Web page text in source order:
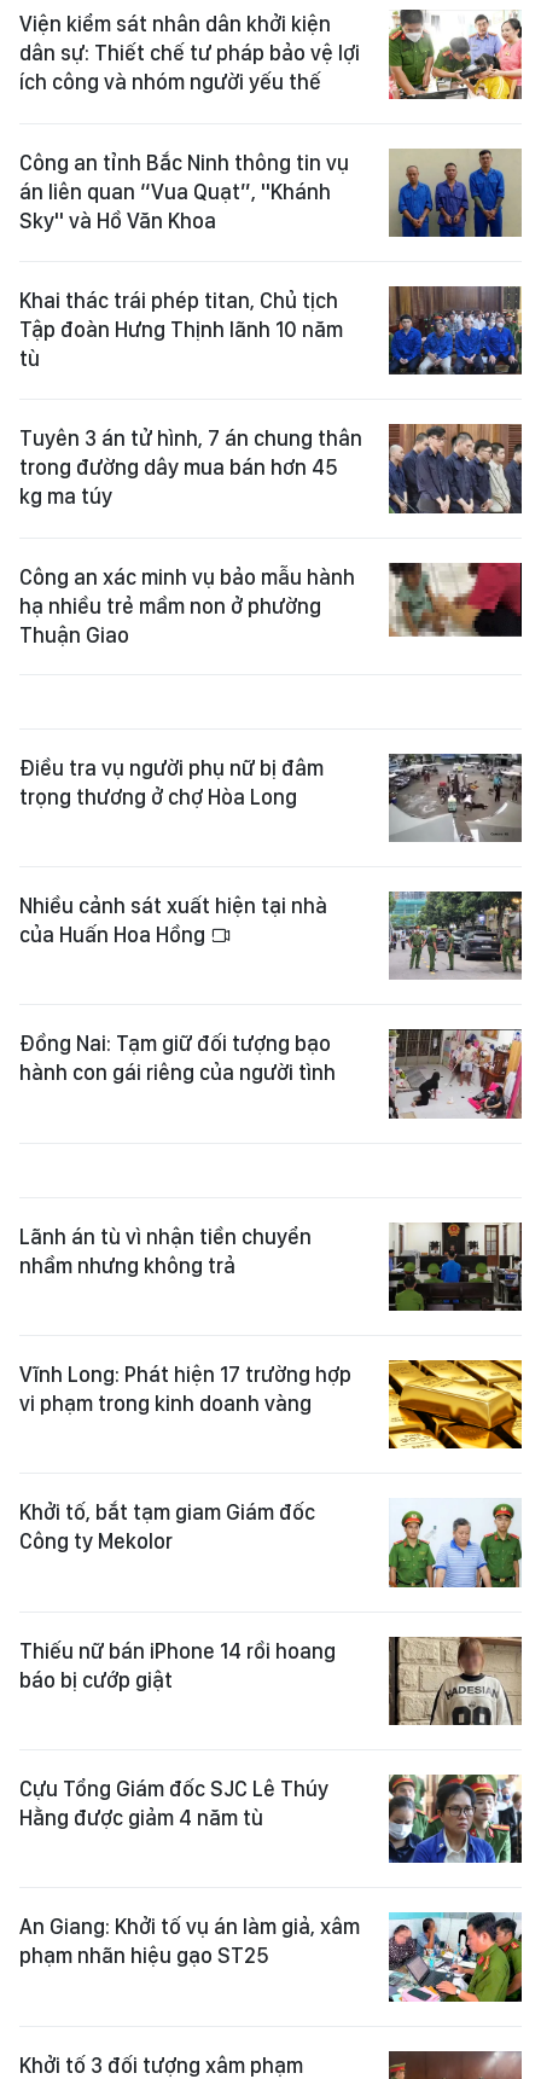
Viện kiểm sát nhân dân khởi kiện
dân sự: Thiết chế tư pháp bảo vệ lợi
ích công và nhóm người yếu thế
Công an tỉnh Bắc Ninh thông tin vụ
án liên quan “Vua Quạt”, "Khánh
Sky" và Hồ Văn Khoa
Khai thác trái phép titan, Chủ tịch
Tập đoàn Hưng Thịnh lãnh 10 năm
tù
Tuyên 3 án tử hình, 7 án chung thân
trong đường dây mua bán hơn 45
kg ma túy
Công an xác minh vụ bảo mẫu hành
hạ nhiều trẻ mầm non ở phường
Thuận Giao
Điều tra vụ người phụ nữ bị đâm
trọng thương ở chợ Hòa Long
Nhiều cảnh sát xuất hiện tại nhà
của Huấn Hoa Hồng
Đồng Nai: Tạm giữ đối tượng bạo
hành con gái riêng của người tình
Lãnh án tù vì nhận tiền chuyển
nhầm nhưng không trả
Vĩnh Long: Phát hiện 17 trường hợp
vi phạm trong kinh doanh vàng
Khởi tố, bắt tạm giam Giám đốc
Công ty Mekolor
Thiếu nữ bán iPhone 14 rồi hoang
báo bị cướp giật
Cựu Tổng Giám đốc SJC Lê Thúy
Hằng được giảm 4 năm tù
An Giang: Khởi tố vụ án làm giả, xâm
phạm nhãn hiệu gạo ST25
Khởi tố 3 đối tượng xâm phạm